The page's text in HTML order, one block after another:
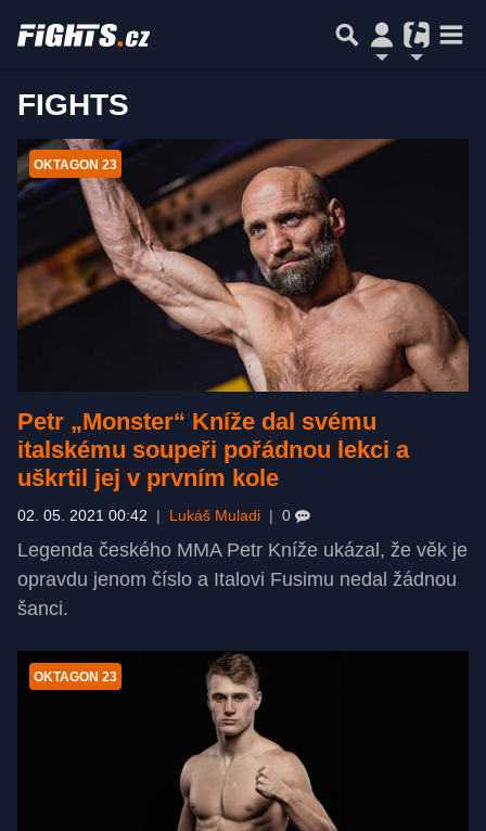
FIGHTS
OKTAGON 23
Petr „Monster“ Kníže dal svému
italskému soupeři pořádnou lekci a
uškrtil jej v prvním kole
02. 05. 2021 00:42 Lukáš Muladi 0
Legenda českého MMA Petr Kníže ukázal, že věk je
opravdu jenom číslo a Italovi Fusimu nedal žádnou
šanci.
OKTAGON 23